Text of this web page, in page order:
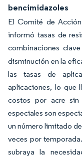
bencimidazoles
El Comité de
informó tasas de
combinaciones
disminución en la
las tasas de
aplicaciones, lo que
costos por acre
especiales son
un número limitado
veces por
subraya la